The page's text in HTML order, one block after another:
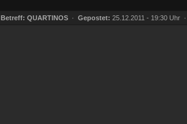
Betreff: QUARTINOS · Gepostet: 25.12.2011 - 19:30 Uhr ·